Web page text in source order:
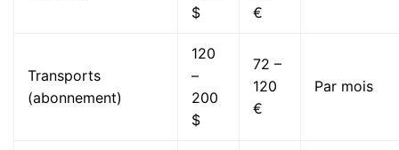
$
€
Transports
(abonnement)
120
–
200
$
72 –
120
€
Par mois